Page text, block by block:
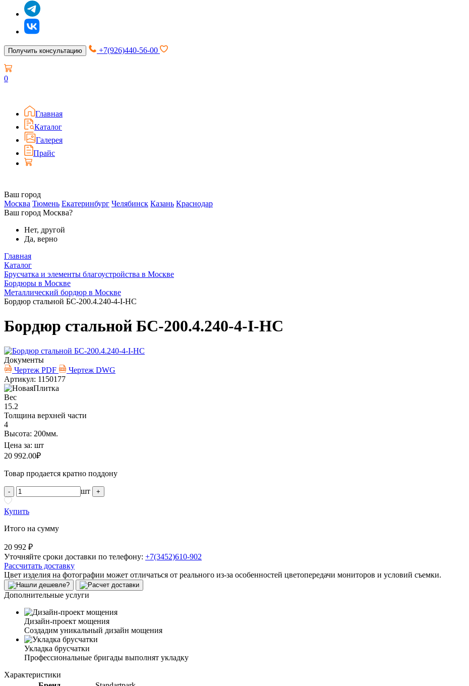
Получить консультацию +7(926)440-56-00
0
Главная
Каталог
Галерея
Прайс
Ваш город
Москва Тюмень Екатеринбург Челябинск Казань Краснодар
Ваш город Москва?
Нет, другой
Да, верно
Главная
Каталог
Брусчатка и элементы благоустройства в Москве
Бордюры в Москве
Металлический бордюр в Москве
Бордюр стальной БС-200.4.240-4-I-НС
Бордюр стальной БС-200.4.240-4-I-НС
Документы
Чертеж PDF
Чертеж DWG
Артикул: 1150177
Вес
15.2
Толщина верхней части
4
Высота: 200мм.
Цена за: шт
20 992.00₽
Товар продается кратно поддону
- шт +
Купить
Итого на сумму
20 992 ₽
Уточняйте сроки доставки по телефону: +7(3452)610-902
Рассчитать доставку
Цвет изделия на фотографии может отличаться от реального из-за особенностей цветопередачи мониторов и условий съемки.
Дополнительные услуги
Дизайн-проект мощения
Создадим уникальный дизайн мощения
Укладка брусчатки
Профессиональные бригады выполнят укладку
Характеристики